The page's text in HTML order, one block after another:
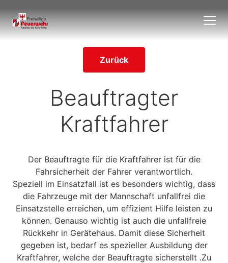
Zurück
Beauftragter
Kraftfahrer
Der Beauftragte für die Kraftfahrer ist für die
Fahrsicherheit der Fahrer verantwortlich.
Speziell im Einsatzfall ist es besonders wichtig, dass
die Fahrzeuge mit der Mannschaft unfallfrei die
Einsatzstelle erreichen, um effizient Hilfe leisten zu
können. Genauso wichtig ist auch die unfallfreie
Rückkehr in Gerätehaus. Damit diese Sicherheit
gegeben ist, bedarf es spezieller Ausbildung der
Kraftfahrer, welche der Beauftragte sicherstellt .Zu